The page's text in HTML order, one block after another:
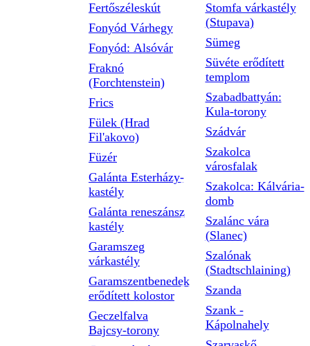
Fertőszéleskút
Fonyód Várhegy
Fonyód: Alsóvár
Fraknó
(Forchtenstein)
Frics
Fülek (Hrad
Fil'akovo)
Füzér
Galánta Esterházy-
kastély
Galánta reneszánsz
kastély
Garamszeg
várkastély
Garamszentbenedek
erődített kolostor
Geczelfalva
Bajcsy-torony
Stomfa várkastély
(Stupava)
Sümeg
Süvéte erődített
templom
Szabadbattyán:
Kula-torony
Szádvár
Szakolca
városfalak
Szakolca: Kálvária-
domb
Szalánc vára
(Slanec)
Szalónak
(Stadtschlaining)
Szanda
Szank -
Kápolnahely